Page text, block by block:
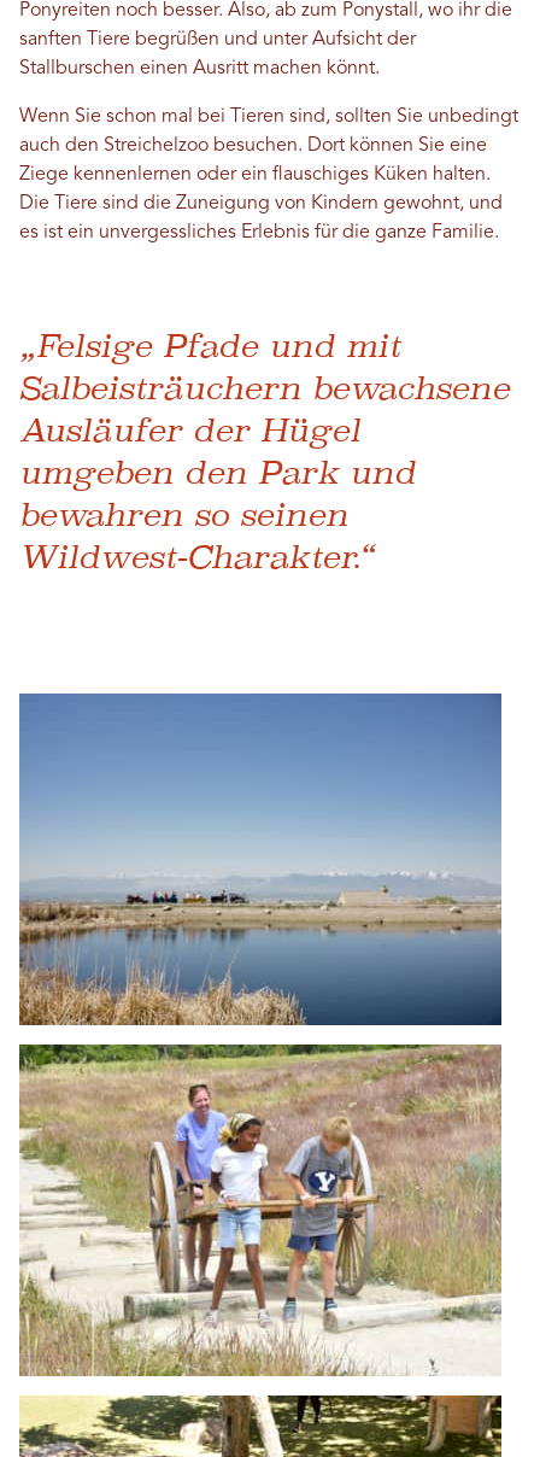
Ponyreiten noch besser. Also, ab zum Ponystall, wo ihr die
sanften Tiere begrüßen und unter Aufsicht der
Stallburschen einen Ausritt machen könnt.
Wenn Sie schon mal bei Tieren sind, sollten Sie unbedingt
auch den Streichelzoo besuchen. Dort können Sie eine
Ziege kennenlernen oder ein flauschiges Küken halten.
Die Tiere sind die Zuneigung von Kindern gewohnt, und
es ist ein unvergessliches Erlebnis für die ganze Familie.
„Felsige Pfade und mit
Salbeisträuchern bewachsene
Ausläufer der Hügel
umgeben den Park und
bewahren so seinen
Wildwest-Charakter.“